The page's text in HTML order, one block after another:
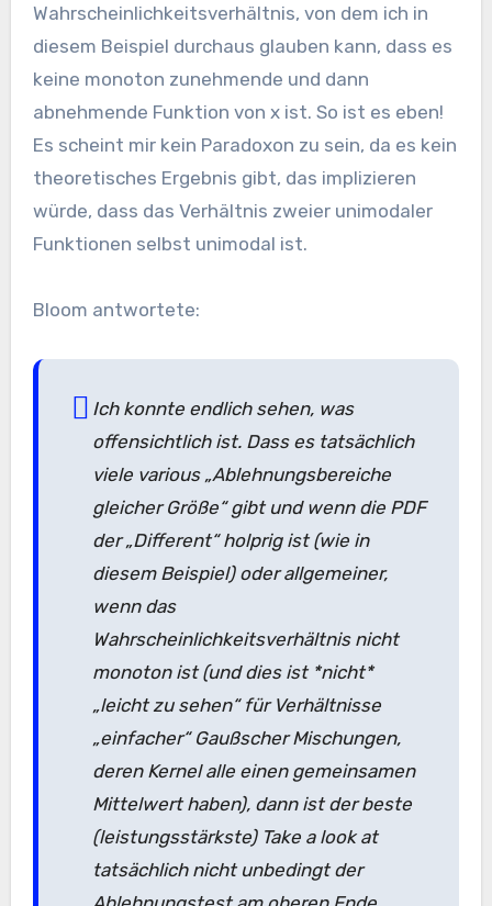
Wahrscheinlichkeitsverhältnis, von dem ich in
diesem Beispiel durchaus glauben kann, dass es
keine monoton zunehmende und dann
abnehmende Funktion von x ist. So ist es eben!
Es scheint mir kein Paradoxon zu sein, da es kein
theoretisches Ergebnis gibt, das implizieren
würde, dass das Verhältnis zweier unimodaler
Funktionen selbst unimodal ist.
Bloom antwortete:
Ich konnte endlich sehen, was
offensichtlich ist. Dass es tatsächlich
viele various „Ablehnungsbereiche
gleicher Größe“ gibt und wenn die PDF
der „Different“ holprig ist (wie in
diesem Beispiel) oder allgemeiner,
wenn das
Wahrscheinlichkeitsverhältnis nicht
monoton ist (und dies ist *nicht*
„leicht zu sehen“ für Verhältnisse
„einfacher“ Gaußscher Mischungen,
deren Kernel alle einen gemeinsamen
Mittelwert haben), dann ist der beste
(leistungsstärkste) Take a look at
tatsächlich nicht unbedingt der